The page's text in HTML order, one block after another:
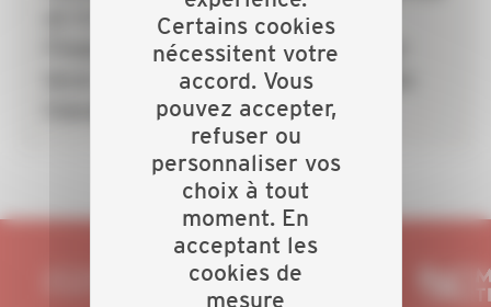
et Crédit Agricole Personal
Finance & Mobility s’allient pour
lever le frein du financement des
Certains cookies
nécessitent votre
accord. Vous
pouvez accepter,
refuser ou
personnaliser vos
choix à tout
moment. En
acceptant les
cookies de
mesure